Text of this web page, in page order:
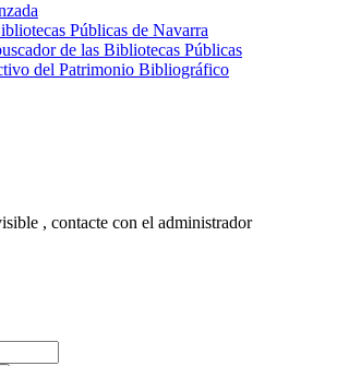
Públicas de Navarra
de las Bibliotecas Públicas
del Patrimonio Bibliográfico
, contacte con el administrador